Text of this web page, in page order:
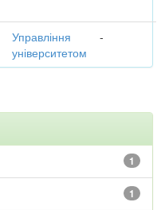
Управління
університетом
-
1
1